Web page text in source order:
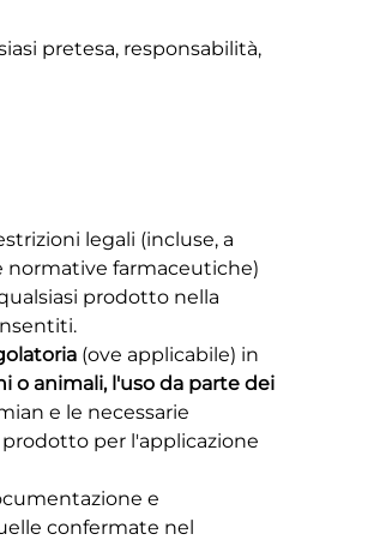
pretesa, responsabilità,
legali (incluse, a
normative farmaceutiche)
prodotto nella
(ove applicabile) in
o animali, l'uso da parte dei
e le necessarie
per l'applicazione
e
confermate nel